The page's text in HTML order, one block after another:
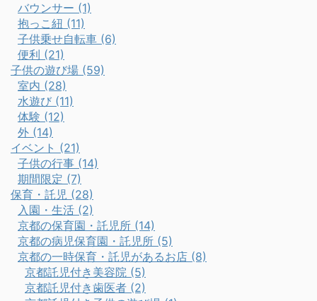
バウンサー (1)
抱っこ紐 (11)
子供乗せ自転車 (6)
便利 (21)
子供の遊び場 (59)
室内 (28)
水遊び (11)
体験 (12)
外 (14)
イベント (21)
子供の行事 (14)
期間限定 (7)
保育・託児 (28)
入園・生活 (2)
京都の保育園・託児所 (14)
京都の病児保育園・託児所 (5)
京都の一時保育・託児があるお店 (8)
京都託児付き美容院 (5)
京都託児付き歯医者 (2)